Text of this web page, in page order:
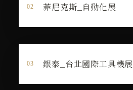
菲尼克斯_自動化展
銀泰_台北國際工具機展